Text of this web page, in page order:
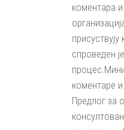
коментара
спроведен
коментаре
Предлог за